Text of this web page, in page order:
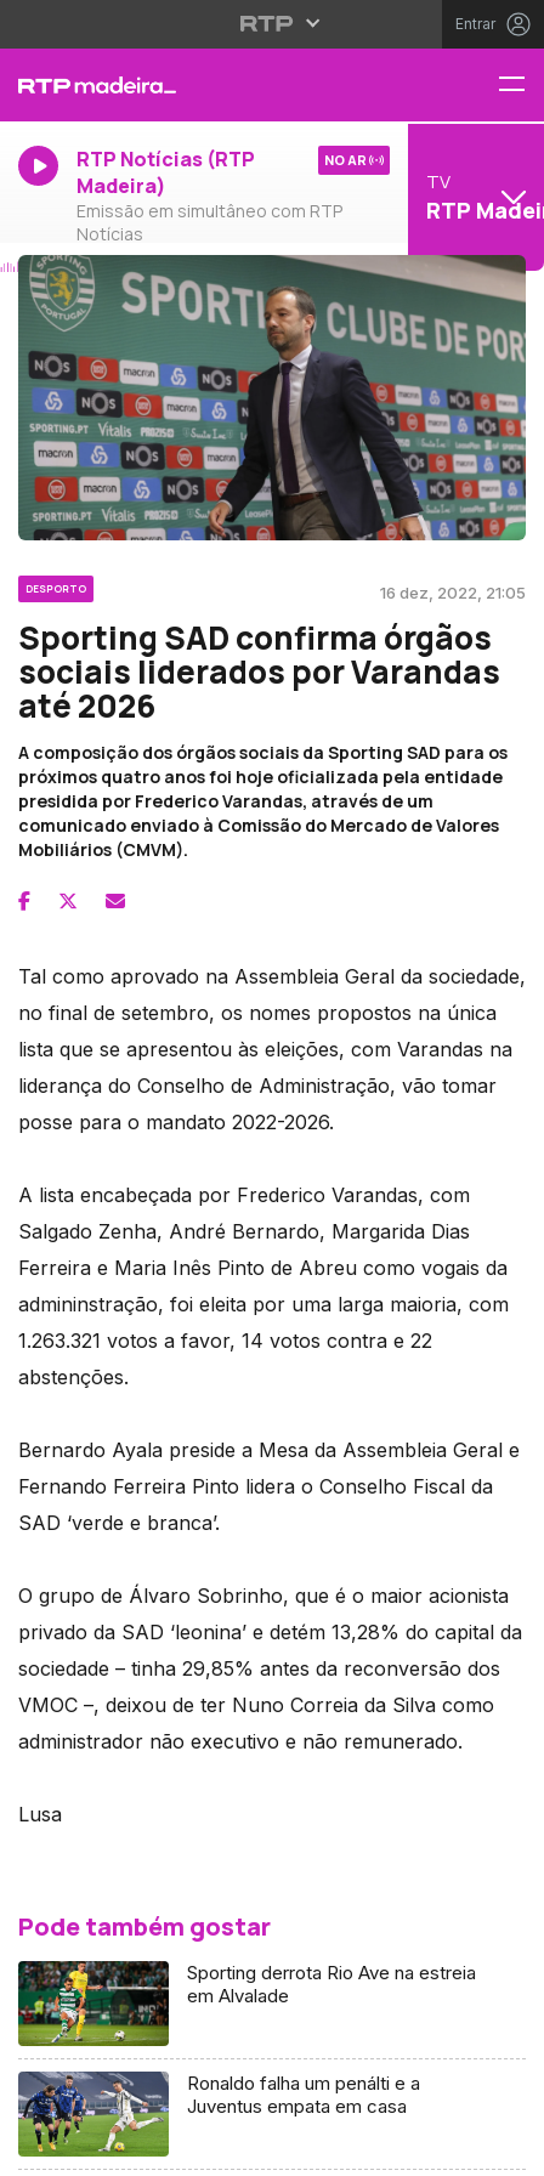
Entrar
RTP Notícias (RTP
Madeira)
Emissão em simultâneo com RTP
Notícias
NO AR
TV
RTP
DESPORTO 16 dez, 2022, 21:05
Sporting SAD confirma órgãos
sociais liderados por Varandas
até 2026
A composição dos órgãos sociais da Sporting SAD para os
próximos quatro anos foi hoje oficializada pela entidade
presidida por Frederico Varandas, através de um
comunicado enviado à Comissão do Mercado de Valores
Mobiliários (CMVM).
Tal como aprovado na Assembleia Geral da sociedade,
no final de setembro, os nomes propostos na única
lista que se apresentou às eleições, com Varandas na
liderança do Conselho de Administração, vão tomar
posse para o mandato 2022-2026.
A lista encabeçada por Frederico Varandas, com
Salgado Zenha, André Bernardo, Margarida Dias
Ferreira e Maria Inês Pinto de Abreu como vogais da
admininstração, foi eleita por uma larga maioria, com
1.263.321 votos a favor, 14 votos contra e 22
abstenções.
Bernardo Ayala preside a Mesa da Assembleia Geral e
Fernando Ferreira Pinto lidera o Conselho Fiscal da
SAD ‘verde e branca’.
O grupo de Álvaro Sobrinho, que é o maior acionista
privado da SAD ‘leonina’ e detém 13,28% do capital da
sociedade – tinha 29,85% antes da reconversão dos
VMOC –, deixou de ter Nuno Correia da Silva como
administrador não executivo e não remunerado.
Lusa
Pode também gostar
Sporting derrota Rio Ave na estreia
em Alvalade
Ronaldo falha um penálti e a
Juventus empata em casa